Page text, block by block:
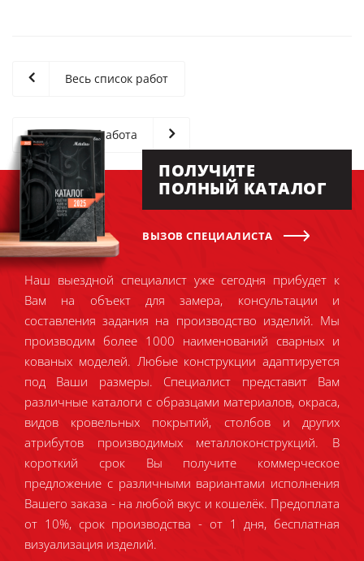
Весь список работ
Следующая работа
ПОЛУЧИТЕ
ПОЛНЫЙ КАТАЛОГ
ВЫЗОВ СПЕЦИАЛИСТА
Наш выездной специалист уже сегодня прибудет к
Вам на объект для замера, консультации и
составления задания на производство изделий. Мы
производим более 1000 наименований сварных и
кованых моделей. Любые конструкции адаптируется
под Ваши размеры. Специалист представит Вам
различные каталоги с образцами материалов, окраса,
видов кровельных покрытий, столбов и других
атрибутов производимых металлоконструкций. В
короткий срок Вы получите коммерческое
предложение с различными вариантами исполнения
Вашего заказа - на любой вкус и кошелёк. Предоплата
от 10%, срок производства - от 1 дня, бесплатная
визуализация изделий.